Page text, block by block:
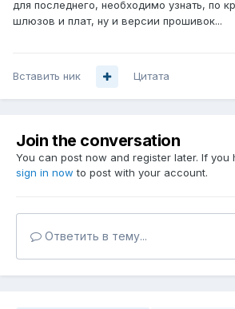
для последнего, необходимо узнать, по
шлюзов и плат, ну и версии прошивок...
Вставить ник Цитата
Join the conversation
You can post now and register later. If you
sign in now to post with your account.
Ответить в тему...